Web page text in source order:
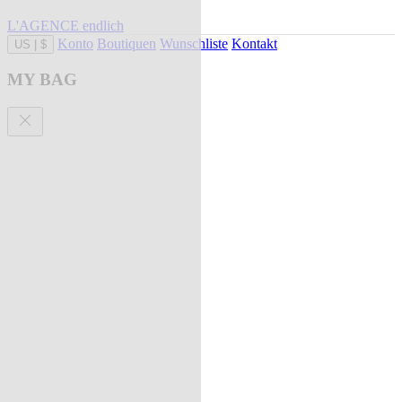
L'AGENCE endlich
US $ Konto Boutiquen Wunschliste Kontakt
MY BAG